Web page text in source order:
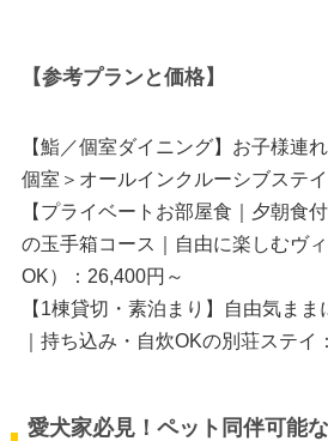
【参考プランと価格】
【鮨／個室ダイニング】お子様連
個室＞オールインクルーシブステ
【プライベートお部屋食｜夕朝食
の玉手箱コース｜自由に楽しむヴ
OK）：26,400円～
【1棟貸切・素泊まり】自由気ま
｜持ち込み・自炊OKの別荘ステイ
愛犬家必見！ペット同伴可能